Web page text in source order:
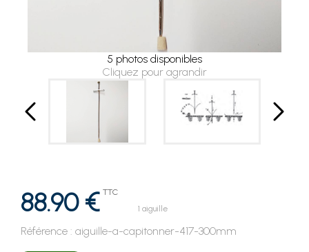
5 photos disponibles
Cliquez pour agrandir
88.90 € TTC
1 aiguille
Référence : aiguille-a-capitonner-417-300mm